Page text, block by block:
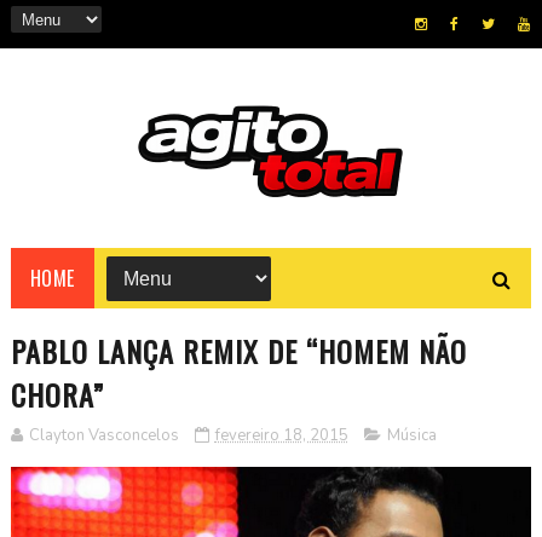
HOME
PABLO LANÇA REMIX DE “HOMEM NÃO
CHORA”
Clayton Vasconcelos fevereiro 18, 2015 Música